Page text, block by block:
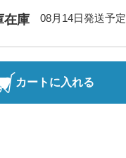
在庫
08月14日発送予定
カートに入れる